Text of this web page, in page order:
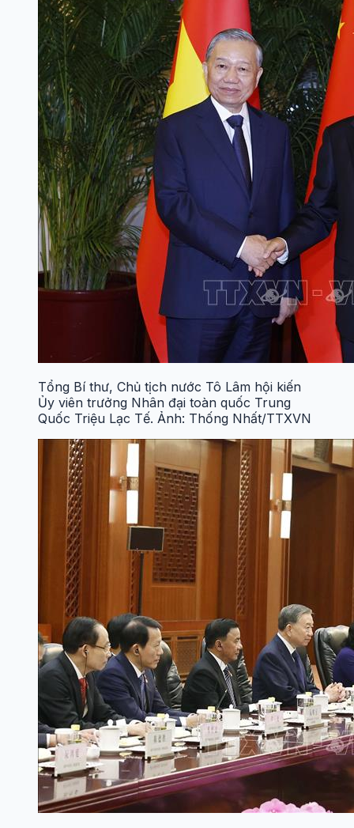
Tổng Bí thư, Chủ tịch nước Tô Lâm hội kiến
Ủy viên trưởng Nhân đại toàn quốc Trung
Quốc Triệu Lạc Tế. Ảnh: Thống Nhất/TTXVN